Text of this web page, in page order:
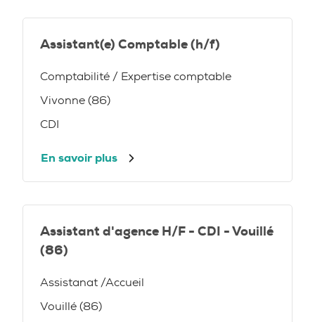
Assistant(e) Comptable (h/f)
Comptabilité / Expertise comptable
Vivonne (86)
CDI
En savoir plus
Assistant d'agence H/F - CDI - Vouillé
(86)
Assistanat /Accueil
Vouillé (86)